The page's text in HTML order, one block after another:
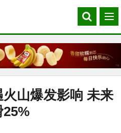
Search
our
菜
单
山爆发影响 未来
25%